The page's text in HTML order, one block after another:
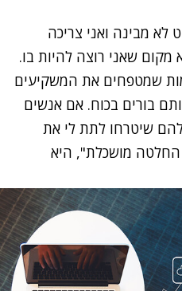
לא מבינה ואני צריכה
שאני רוצה להיות בו.
שמטפחים את המשקיעים
בורים בכוח. אם אנשים
שיטרחו לתת לי את
החלטה מושכלת", היא